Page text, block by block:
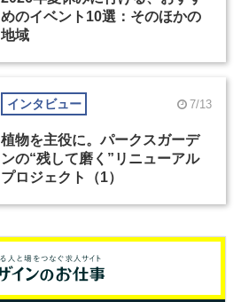
めのイベント10選：そのほかの
地域
インタビュー 7/13
植物を主役に。パークスガーデ
ンの“残して磨く”リニューアル
プロジェクト（1）